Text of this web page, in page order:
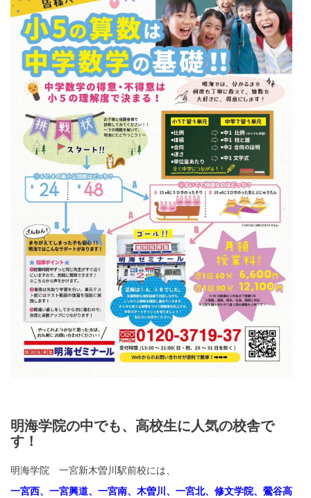
明海学院の中でも、高校生に人気の校舎で
す！
明海学院 一宮新木曽川駅前校には、
一宮西、一宮興道、一宮南、木曽川、一宮北、修文学院、鶯谷高